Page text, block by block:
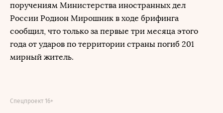
поручениям Министерства иностранных дел
России Родион Мирошник в ходе брифинга
сообщил, что только за первые три месяца этого
года от ударов по территории страны погиб 201
мирный житель.
Спецпроект 16+